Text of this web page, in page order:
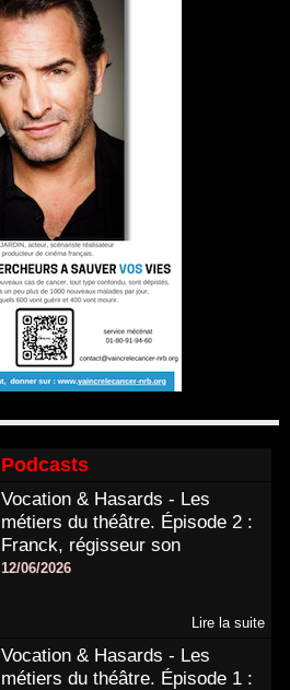
Podcasts
Vocation & Hasards - Les
métiers du théâtre. Épisode 2 :
Franck, régisseur son
12/06/2026
Lire la suite
Vocation & Hasards - Les
métiers du théâtre. Épisode 1 :